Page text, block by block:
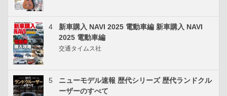
4
新車購入 NAVI 2025 電動車編 新車購入 NAVI
2025 電動車編
交通タイムス社
5
ニューモデル速報 歴代シリーズ 歴代ランドクル
ーザーのすべて